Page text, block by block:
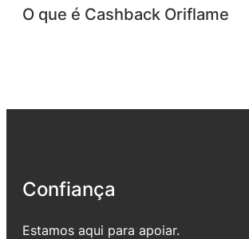
O que é Cashback Oriflame
Confiança
Estamos aqui para apoiar.